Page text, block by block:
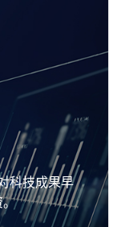
科技成果早
。